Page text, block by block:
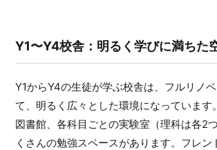
Y1〜Y4校舎：明るく学びに満ちた
Y1からY4の生徒が学ぶ校舎は、フルリノ
て、明るく広々とした環境になっています
図書館、各科目ごとの実験室（理科は各2
くさんの勉強スペースがあります。フレン